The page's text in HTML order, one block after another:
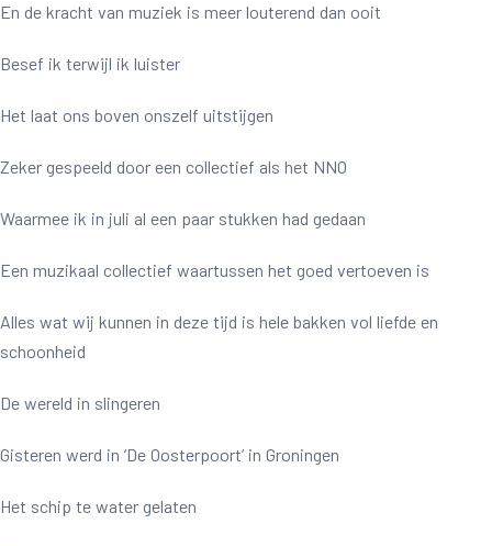
En de kracht van muziek is meer louterend dan ooit
Besef ik terwijl ik luister
Het laat ons boven onszelf uitstijgen
Zeker gespeeld door een collectief als het NNO
Waarmee ik in juli al een paar stukken had gedaan
Een muzikaal collectief waartussen het goed vertoeven is
Alles wat wij kunnen in deze tijd is hele bakken vol liefde en
schoonheid
De wereld in slingeren
Gisteren werd in ‘De Oosterpoort’ in Groningen
Het schip te water gelaten